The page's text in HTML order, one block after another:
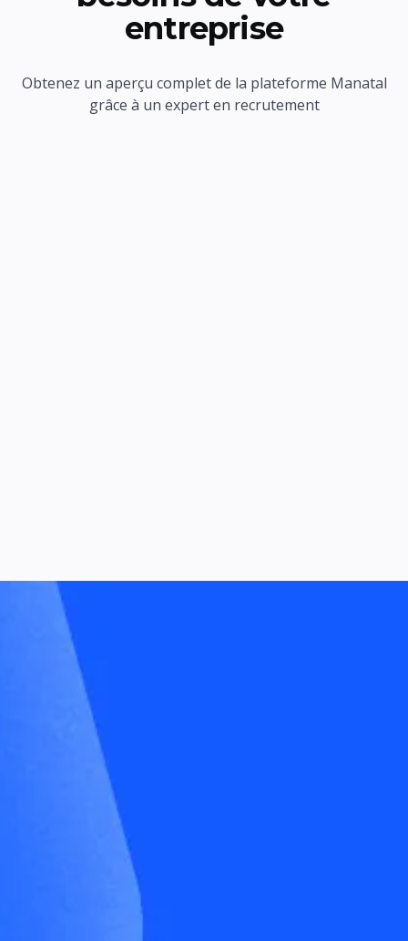
entreprise
Obtenez un aperçu complet de la plateforme Manatal
grâce à un expert en recrutement